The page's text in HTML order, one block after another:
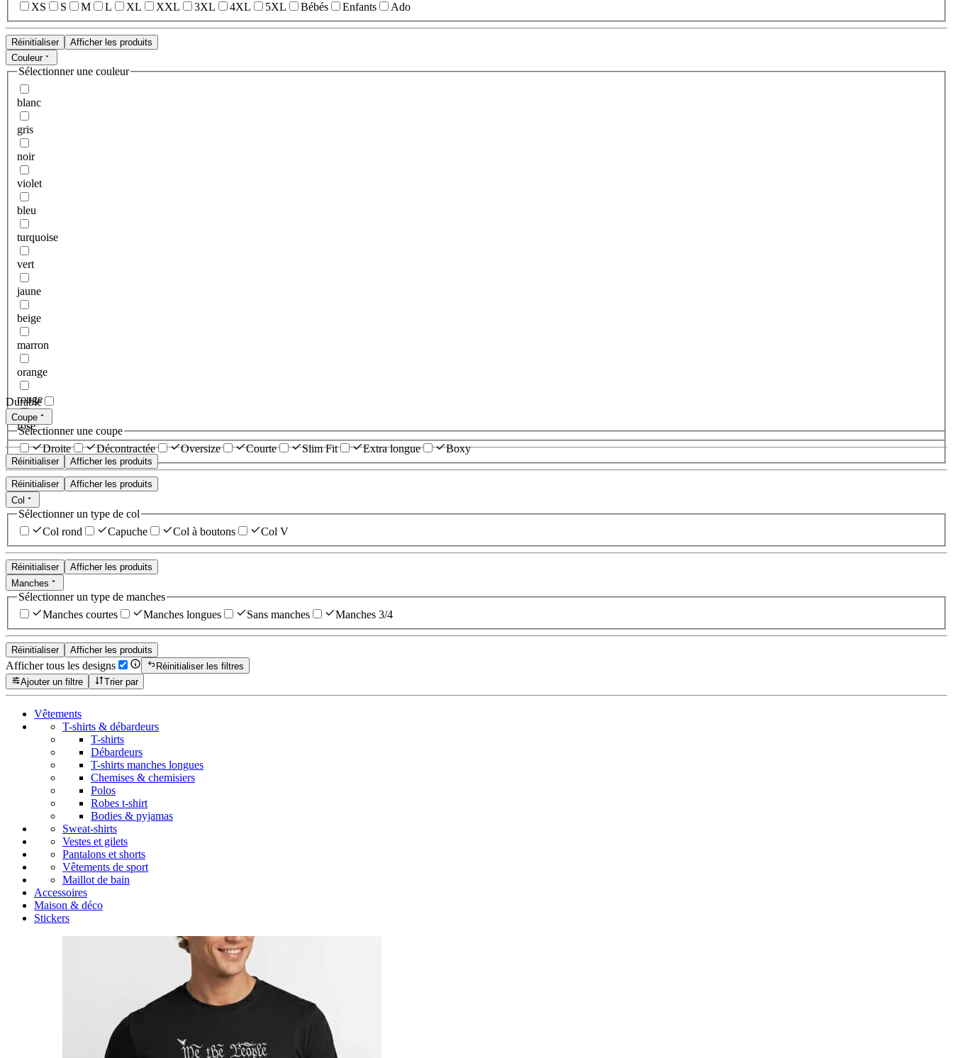
XS
S M L XL XXL 3XL 4XL 5XL Bébés Enfants Ado
Réinitialiser
Afficher les produits
Couleur
Sélectionner une couleur
blanc
gris
noir
violet
bleu
turquoise
vert
jaune
beige
marron
orange
rouge
rose
Réinitialiser Afficher les produits
Durable
Coupe
Sélectionner une coupe
Droite
Décontractée Oversize Courte Slim Fit Extra longue Boxy
Réinitialiser
Afficher les produits
Col
Sélectionner un type de col
Col rond
Capuche Col à boutons Col V
Réinitialiser
Afficher les produits
Manches
Sélectionner un type de manches
Manches courtes
Manches longues Sans manches Manches 3/4
Réinitialiser Afficher les produits
Afficher tous les designs
Réinitialiser les filtres
Ajouter un filtre
Trier par
Vêtements
T-shirts & débardeurs
T-shirts
Débardeurs
T-shirts manches longues
Chemises & chemisiers
Polos
Robes t-shirt
Bodies & pyjamas
Sweat-shirts
Vestes et gilets
Pantalons et shorts
Vêtements de sport
Maillot de bain
Accessoires
Maison & déco
Stickers